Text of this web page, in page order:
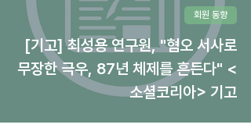
[기고] 최성용 연구원, "혐오 서사로
무장한 극우, 87년 체제를 흔든다" <
소셜코리아> 기고
회원 동향